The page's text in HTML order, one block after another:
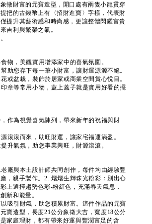
徵財富的元寶造型，開口處有兩隻小龍貫穿
把的古錢幣上有〈招財進寶〉字樣，代表財
提升其藝術感和時尚感，更讓整體閃耀富貴
吉利與繁榮之氣。
物，美觀實用增添家中的喜氣氛圍。
助您存下每一筆小財富，讓財運源源不絕。
或盆栽，裝飾於居家或商業空間賞心悅目。
章等常用小物，蓋上蓋子就是實用好看的擺
作為視覺喜氣陳列，帶來新年的祝福與財
滾滾而來，助旺財運，讓家宅福運滿盈。
升氣氛，助您事業興旺，財源滾滾。
廠與本土設計師共同創作，每件均由經驗豐
，親手製作。2. 熠熠生輝珠光粉彩：別出心
上選擇趨勢色彩-粉紅色，充滿春天氣息，
新和能量。
吸引財氣，助您積累財富。這件作品的元寶
寶造型，長度21公分象徵大吉，寬度18公分
家庭理財，都有帶來好運與豐潤富足的含